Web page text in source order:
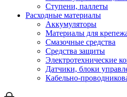
Ступени, паллеты
Расходные материалы
Аккумуляторы
Материалы для
Смазочные средства
Средства защиты
Электротехнические
Датчики, блоки
Кабельно-